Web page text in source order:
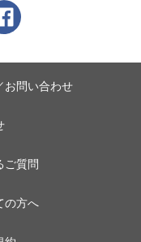
ット工業 S5022B-RT
涼しい 肌着
お問い合わせ
ご質問
の方へ